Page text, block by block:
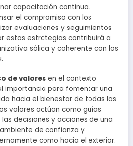
capacitación continua,
el compromiso con los
evaluaciones y seguimientos
estas estrategias contribuirá a
sólida y coherente con los
de valores en el contexto
importancia para fomentar una
hacia el bienestar de todas las
valores actúan como guías
decisiones y acciones de una
de confianza y
como hacia el exterior.